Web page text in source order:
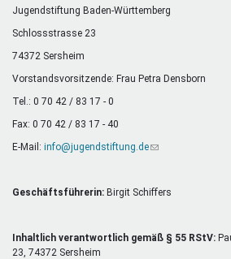
Mentoren & Projekte
Schule & Beruf
Jugendstiftung Baden-Württemberg
Schlossstrasse 23
74372 Sersheim
Vorstandsvorsitzende: Frau Petra Densborn
Tel.: 0 70 42 / 83 17 - 0
Fax: 0 70 42 / 83 17 - 40
E-Mail: info@jugendstiftung.de(Link
Mail)
Geschäftsführerin: Birgit Schiffers
Inhaltlich verantwortlich gemäß § 55 RStV:
23, 74372 Sersheim